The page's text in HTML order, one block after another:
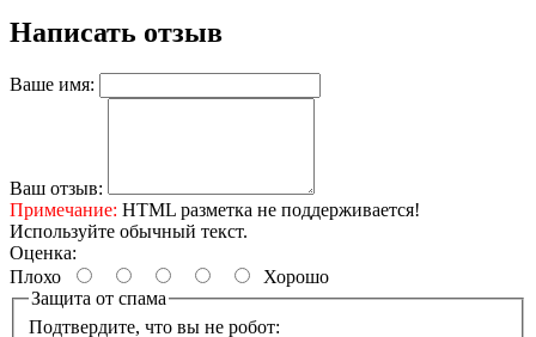
Написать отзыв
Ваше имя:
Ваш отзыв:
Примечание: HTML разметка не поддерживается!
Используйте обычный текст.
Оценка:
Плохо
Хорошо
Защита от спама
Подтвердите, что вы не робот: